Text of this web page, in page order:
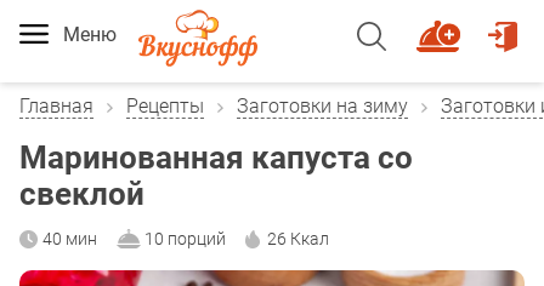
Меню
Главная Рецепты Заготовки на зиму Заготовки
Маринованная капуста со
свеклой
40 мин 10 порций 26 Ккал